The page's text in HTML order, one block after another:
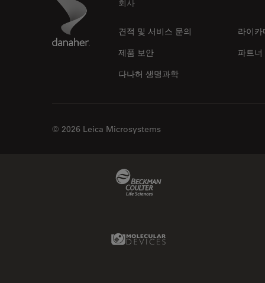
Danaher Logo 회사
견적 및 서비스 문의
라이카
제품 보안
파트너
다나허 생명과학
© 2026 Leica Microsystems
Molecular Devices Link